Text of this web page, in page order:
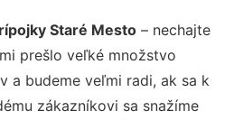
Staré Mesto – nechajte
prešlo veľké množstvo
a budeme veľmi radi, ak sa k
zákazníkovi sa snažíme